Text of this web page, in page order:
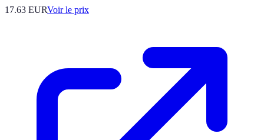
17.63 EURVoir le prix